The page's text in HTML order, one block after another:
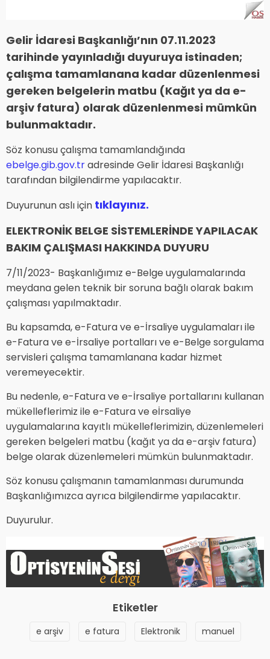
Gelir İdaresi Başkanlığı’nın 07.11.2023
tarihinde yayınladığı duyuruya istinaden;
çalışma tamamlanana kadar düzenlenmesi
gereken belgelerin matbu (Kağıt ya da e-
arşiv fatura) olarak düzenlenmesi mümkün
bulunmaktadır.
Söz konusu çalışma tamamlandığında
ebelge.gib.gov.tradresinde Gelir İdaresi Başkanlığı
tarafından bilgilendirme yapılacaktır.
Duyurunun aslı için tıklayınız.
ELEKTRONİK BELGE SİSTEMLERİNDE YAPILACAK
BAKIM ÇALIŞMASI HAKKINDA DUYURU
7/11/2023- Başkanlığımız e-Belge uygulamalarında
meydana gelen teknik bir soruna bağlı olarak bakım
çalışması yapılmaktadır.
Bu kapsamda, e-Fatura ve e-İrsaliye uygulamaları ile
e-Fatura ve e-İrsaliye portalları ve e-Belge sorgulama
servisleri çalışma tamamlanana kadar hizmet
veremeyecektir.
Bu nedenle, e-Fatura ve e-İrsaliye portallarını kullanan
mükelleflerimiz ile e-Fatura ve eİrsaliye
uygulamalarına kayıtlı mükelleflerimizin, düzenlemeleri
gereken belgeleri matbu (kağıt ya da e-arşiv fatura)
belge olarak düzenlemeleri mümkün bulunmaktadır.
Söz konusu çalışmanın tamamlanması durumunda
Başkanlığımızca ayrıca bilgilendirme yapılacaktır.
Duyurulur.
Etiketler
e arşiv e fatura Elektronik manuel